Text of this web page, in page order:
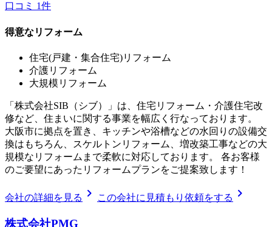
口コミ 1件
得意なリフォーム
住宅(戸建・集合住宅)リフォーム
介護リフォーム
大規模リフォーム
「株式会社SIB（シブ）」は、住宅リフォーム・介護住宅改
修など、住まいに関する事業を幅広く行なっております。
大阪市に拠点を置き、キッチンや浴槽などの水回りの設備交
換はもちろん、スケルトンリフォーム、増改築工事などの大
規模なリフォームまで柔軟に対応しております。 各お客様
のご要望にあったリフォームプランをご提案致します！
会社の詳細を見る chevron_right この会社に見積もり依頼をする chevron_right
株式会社PMG